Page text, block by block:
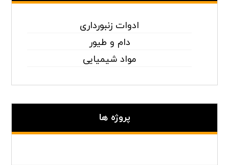
ادوات زنبورداری
دام و طیور
مواد شیمیایی
پروژه ها